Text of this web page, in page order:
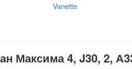
Vanette
Максима 4, J30, 2,